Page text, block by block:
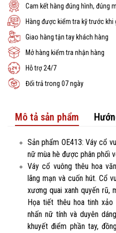
Cam kết hàng đúng hình, đúng
Hàng được kiểm tra kỹ trước khi
Giao hàng tận tay khách hàng
Mở hàng kiểm tra nhận hàng
Hỗ trợ 24/7
Đổi trả trong 07 ngày
Mô tả sản phẩm
Sản phẩm OE413: Váy cổ
nữ mùa hè được phân phối
Váy cổ vuông thêu hoa
lãng mạn và cuốn hút. Cổ
xương quai xanh quyến rũ,
Họa tiết thêu hoa tinh
nhấn nữ tính và duyên
khuyết điểm phần tay,